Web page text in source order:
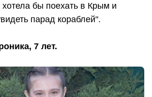
бы поехать в Крым и
парад кораблей".
7 лет.